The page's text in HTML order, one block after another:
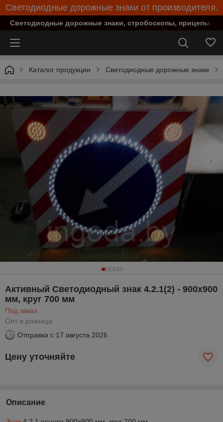
Светодиодные дорожные знаки от производителя.
Светодиодные дорожные знаки, стробоскопы, прицепы
Каталог продукции Светодиодные дорожные знаки
Активный Светодиодный знак 4.2.1(2) - 900х900
мм, круг 700 мм
Под заказ
Опт и розница
Отправка с 17 августа 2026
Цену уточняйте
Описание